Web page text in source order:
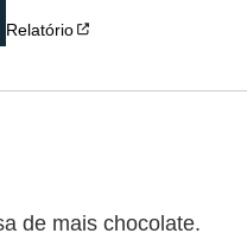
Relatório
de mais chocolate.